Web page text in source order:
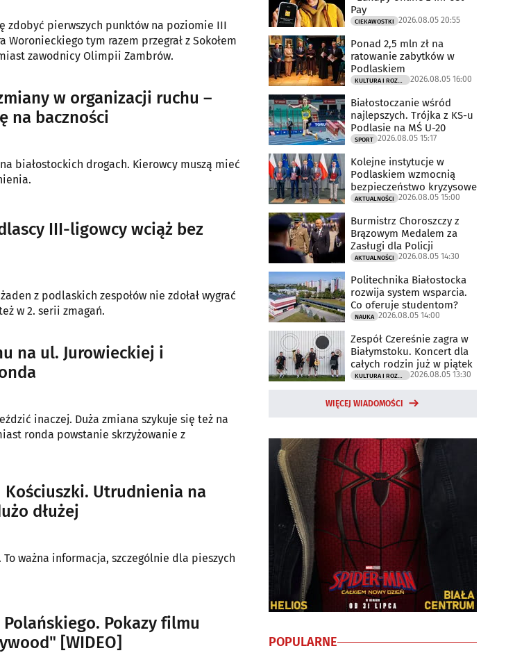
zdobyć pierwszych punktów na poziomie III
Woronieckiego tym razem przegrał z Sokołem
zawodnicy Olimpii Zambrów.
w organizacji ruchu –
na baczności
białostockich drogach. Kierowcy muszą mieć
III-ligowcy wciąż bez
z podlaskich zespołów nie zdołał wygrać
w 2. serii zmagań.
na ul. Jurowieckiej i
inaczej. Duża zmiana szykuje się też na
ronda powstanie skrzyżowanie z
Kościuszki. Utrudnienia na
dłużej
To ważna informacja, szczególnie dla pieszych
Pokazy filmu
[WIDEO]
Pay
CIEKAWOSTKI 2026.08.05 20:55
Ponad 2,5 mln zł na
ratowanie zabytków w
Podlaskiem
2026.08.05 16:00
Białostoczanie wśród
najlepszych. Trójka z KS-u
Podlasie na MŚ U-20
SPORT 2026.08.05 15:17
Kolejne instytucje w
Podlaskiem wzmocnią
bezpieczeństwo kryzysowe
AKTUALNOŚCI 2026.08.05 15:00
Burmistrz Choroszczy z
Brązowym Medalem za
Zasługi dla Policji
AKTUALNOŚCI 2026.08.05 14:30
Politechnika Białostocka
rozwija system wsparcia.
Co oferuje studentom?
NAUKA 2026.08.05 14:00
Zespół Czereśnie zagra w
Białymstoku. Koncert dla
całych rodzin już w piątek
2026.08.05 13:30
WIĘCEJ WIADOMOŚCI
POPULARNE